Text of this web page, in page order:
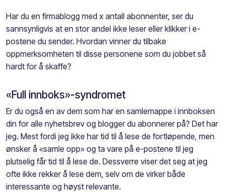
Har du en firmablogg med x antall abonnenter, ser du
sannsynligvis at en stor andel ikke leser eller klikker i e-
postene du sender. Hvordan vinner du tilbake
oppmerksomheten til disse personene som du jobbet så
hardt for å skaffe?
«Full innboks»-syndromet
Er du også en av dem som har en samlemappe i innboksen
din for alle nyhetsbrev og blogger du abonnerer på? Det har
jeg. Mest fordi jeg ikke har tid til å lese de fortløpende, men
ønsker å «samle opp» og ta vare på e-postene til jeg
plutselig får tid til å lese de. Dessverre viser det seg at jeg
ofte ikke rekker å lese dem, selv om de virker både
interessante og høyst relevante.